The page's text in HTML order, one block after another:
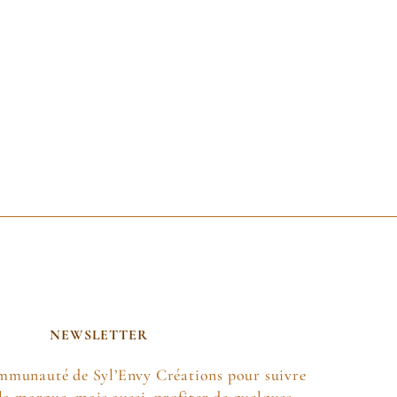
NEWSLETTER
de Syl’Envy Créations pour suivre